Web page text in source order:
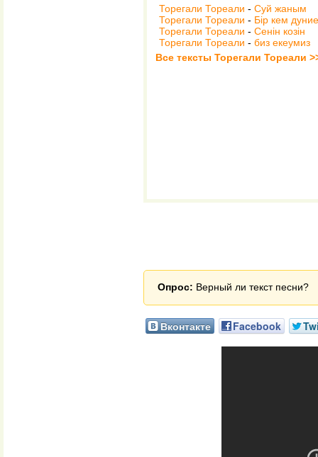
Торегали Тореали - Суй жаным
Торегали Тореали - Бір кем дуние
Торегали Тореали - Сенін козін
Торегали Тореали - биз екеумиз
Все тексты Торегали Тореали
Опрос: Верный ли текст песни?
Вконтакте Facebook